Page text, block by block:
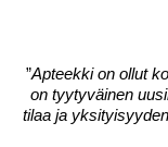
”Apteekki on ollut
on tyytyväinen
tilaa ja